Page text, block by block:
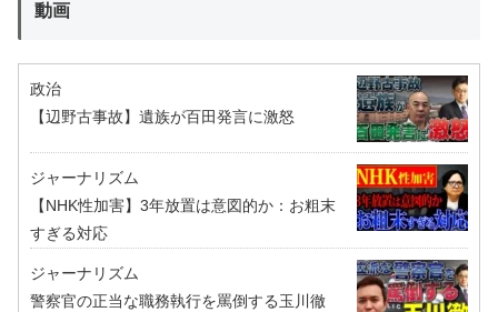
動画
政治
【辺野古事故】遺族が百田発言に激怒
ジャーナリズム
【NHK性加害】3年放置は意図的か：お粗末
すぎる対応
ジャーナリズム
警察官の正当な職務執行を罵倒する玉川徹